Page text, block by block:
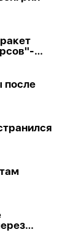
после